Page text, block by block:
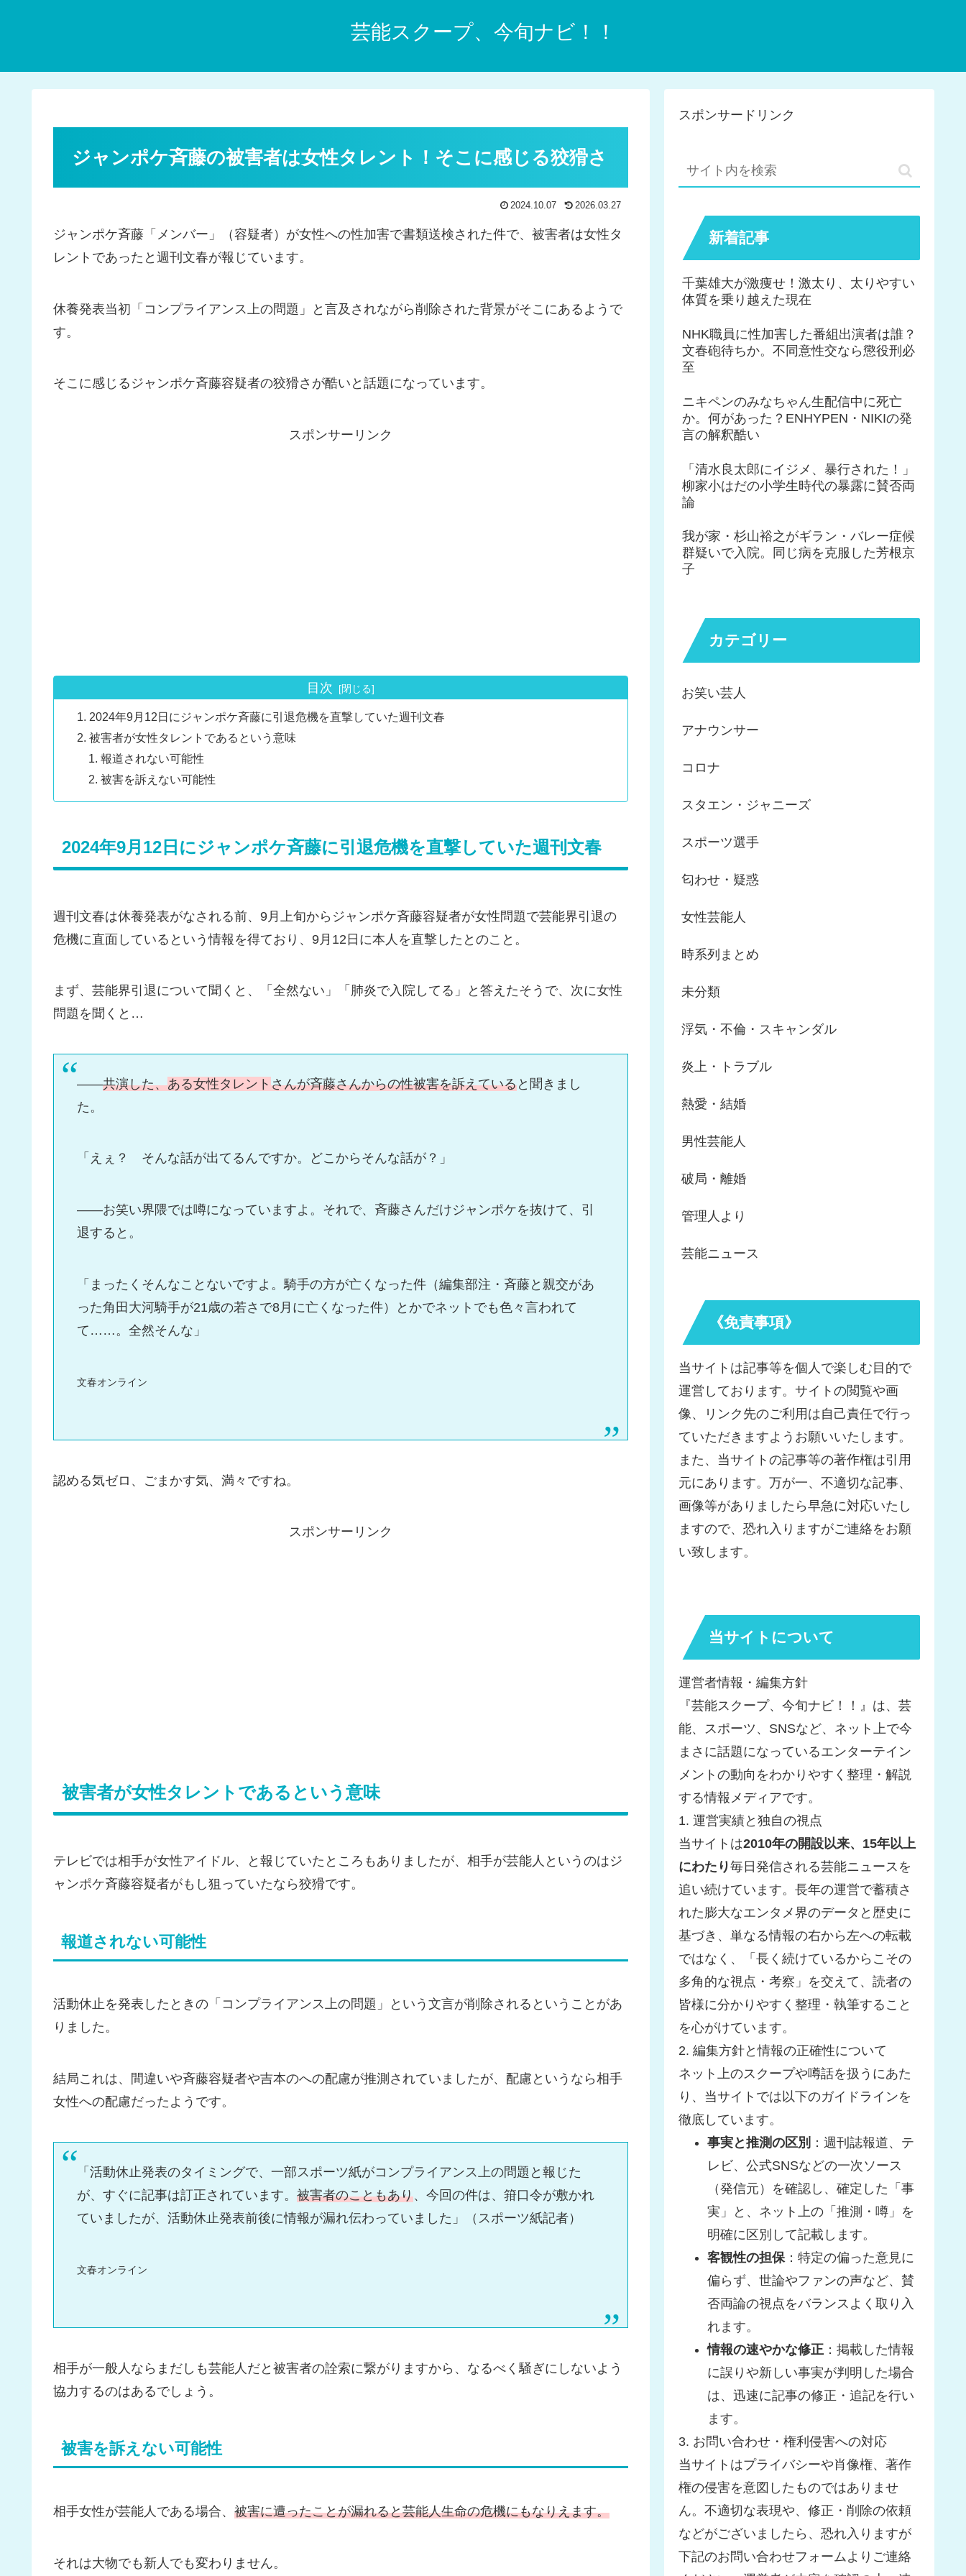
芸能スクープ、今旬ナビ！！
ジャンポケ斉藤の被害者は女性タレント！そこに感じる狡猾さ
2024.10.07 2026.03.27
ジャンポケ斉藤「メンバー」（容疑者）が女性への性加害で書類送検された件で、被害者は女性タ
レントであったと週刊文春が報じています。
休養発表当初「コンプライアンス上の問題」と言及されながら削除された背景がそこにあるようで
す。
そこに感じるジャンポケ斉藤容疑者の狡猾さが酷いと話題になっています。
スポンサーリンク
目次
2024年9月12日にジャンポケ斉藤に引退危機を直撃していた週刊文春
被害者が女性タレントであるという意味
報道されない可能性
被害を訴えない可能性
2024年9月12日にジャンポケ斉藤に引退危機を直撃していた週刊文春
週刊文春は休養発表がなされる前、9月上旬からジャンポケ斉藤容疑者が女性問題で芸能界引退の
危機に直面しているという情報を得ており、9月12日に本人を直撃したとのこと。
まず、芸能界引退について聞くと、「全然ない」「肺炎で入院してる」と答えたそうで、次に女性
問題を聞くと…
――共演した、ある女性タレントさんが斉藤さんからの性被害を訴えていると聞きまし
た。
「えぇ？ そんな話が出てるんですか。どこからそんな話が？」
――お笑い界隈では噂になっていますよ。それで、斉藤さんだけジャンポケを抜けて、引
退すると。
「まったくそんなことないですよ。騎手の方が亡くなった件（編集部注・斉藤と親交があ
った角田大河騎手が21歳の若さで8月に亡くなった件）とかでネットでも色々言われて
て……。全然そんな」
文春オンライン
認める気ゼロ、ごまかす気、満々ですね。
スポンサーリンク
被害者が女性タレントであるという意味
テレビでは相手が女性アイドル、と報じていたところもありましたが、相手が芸能人というのはジ
ャンポケ斉藤容疑者がもし狙っていたなら狡猾です。
報道されない可能性
活動休止を発表したときの「コンプライアンス上の問題」という文言が削除されるということがあ
りました。
結局これは、間違いや斉藤容疑者や吉本のへの配慮が推測されていましたが、配慮というなら相手
女性への配慮だったようです。
「活動休止発表のタイミングで、一部スポーツ紙がコンプライアンス上の問題と報じた
が、すぐに記事は訂正されています。被害者のこともあり、今回の件は、箝口令が敷かれ
ていましたが、活動休止発表前後に情報が漏れ伝わっていました」（スポーツ紙記者）
文春オンライン
相手が一般人ならまだしも芸能人だと被害者の詮索に繋がりますから、なるべく騒ぎにしないよう
協力するのはあるでしょう。
被害を訴えない可能性
相手女性が芸能人である場合、 被害に遭ったことが漏れると芸能人生命の危機にもなりえます。
それは大物でも新人でも変わりません。
スポンサードリンク
新着記事
千葉雄大が激痩せ！激太り、太りやすい
体質を乗り越えた現在
NHK職員に性加害した番組出演者は誰？
文春砲待ちか。不同意性交なら懲役刑必
至
ニキペンのみなちゃん生配信中に死亡
か。何があった？ENHYPEN・NIKIの発
言の解釈酷い
「清水良太郎にイジメ、暴行された！」
柳家小はだの小学生時代の暴露に賛否両
論
我が家・杉山裕之がギラン・バレー症候
群疑いで入院。同じ病を克服した芳根京
子
カテゴリー
お笑い芸人
アナウンサー
コロナ
スタエン・ジャニーズ
スポーツ選手
匂わせ・疑惑
女性芸能人
時系列まとめ
未分類
浮気・不倫・スキャンダル
炎上・トラブル
熱愛・結婚
男性芸能人
破局・離婚
管理人より
芸能ニュース
《免責事項》
当サイトは記事等を個人で楽しむ目的で
運営しております。サイトの閲覧や画
像、リンク先のご利用は自己責任で行っ
ていただきますようお願いいたします。
また、当サイトの記事等の著作権は引用
元にあります。万が一、不適切な記事、
画像等がありましたら早急に対応いたし
ますので、恐れ入りますがご連絡をお願
い致します。
当サイトについて
運営者情報・編集方針
『芸能スクープ、今旬ナビ！！』は、芸
能、スポーツ、SNSなど、ネット上で今
まさに話題になっているエンターテイン
メントの動向をわかりやすく整理・解説
する情報メディアです。
1. 運営実績と独自の視点
当サイトは2010年の開設以来、15年以上
にわたり毎日発信される芸能ニュースを
追い続けています。長年の運営で蓄積さ
れた膨大なエンタメ界のデータと歴史に
基づき、単なる情報の右から左への転載
ではなく、「長く続けているからこその
多角的な視点・考察」を交えて、読者の
皆様に分かりやすく整理・執筆すること
を心がけています。
2. 編集方針と情報の正確性について
ネット上のスクープや噂話を扱うにあた
り、当サイトでは以下のガイドラインを
徹底しています。
事実と推測の区別 ：週刊誌報道、テ
レビ、公式SNSなどの一次ソース
（発信元）を確認し、確定した「事
実」と、ネット上の「推測・噂」を
明確に区別して記載します。
客観性の担保 ：特定の偏った意見に
偏らず、世論やファンの声など、賛
否両論の視点をバランスよく取り入
れます。
情報の速やかな修正 ：掲載した情報
に誤りや新しい事実が判明した場合
は、迅速に記事の修正・追記を行い
ます。
3. お問い合わせ・権利侵害への対応
当サイトはプライバシーや肖像権、著作
権の侵害を意図したものではありませ
ん。不適切な表現や、修正・削除の依頼
などがございましたら、恐れ入りますが
下記のお問い合わせフォームよりご連絡